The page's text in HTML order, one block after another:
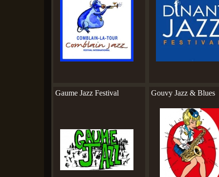
Gaume Jazz Festival Gouvy Jazz & Blues